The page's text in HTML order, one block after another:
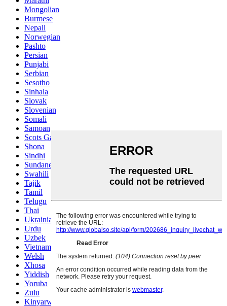
Mongolian
Burmese
Nepali
Norwegian
Pashto
Persian
Punjabi
Serbian
Sesotho
Sinhala
Slovak
Slovenian
Somali
Samoan
Scots Gaelic
Shona
Sindhi
Sundanese
Swahili
Tajik
Tamil
Telugu
Thai
Ukrainian
Urdu
Uzbek
Vietnamese
Welsh
Xhosa
Yiddish
Yoruba
Zulu
Kinyarwanda